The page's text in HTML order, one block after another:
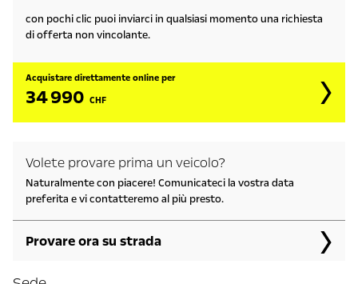
con pochi clic puoi inviarci in qualsiasi momento una richiesta
di offerta non vincolante.
Acquistare direttamente online per
34 990 CHF
Volete provare prima un veicolo?
Naturalmente con piacere! Comunicateci la vostra data
preferita e vi contatteremo al più presto.
Provare ora su strada